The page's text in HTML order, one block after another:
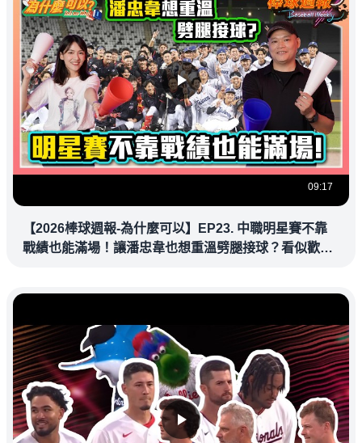
09:17
【2026棒球週報-為什麼可以】EP23. 中職明星賽不靠
戰績也能滿場！讓潘忠韋也想重溫劈腿接球？看似歡樂